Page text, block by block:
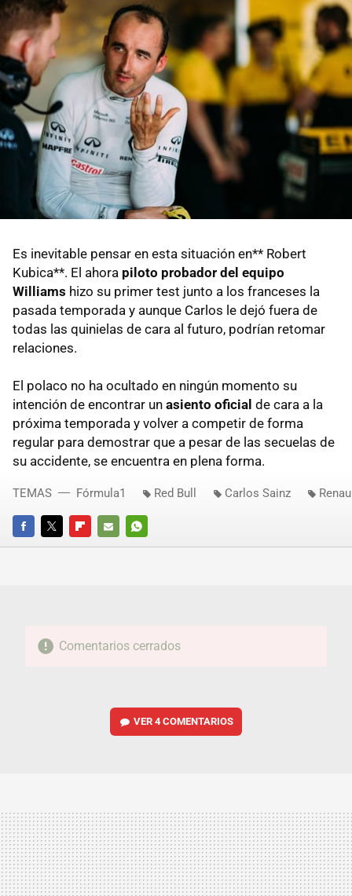
Es inevitable pensar en esta situación en** Robert
Kubica**. El ahora piloto probador del equipo
Williams hizo su primer test junto a los franceses la
pasada temporada y aunque Carlos le dejó fuera de
todas las quinielas de cara al futuro, podrían retomar
relaciones.
El polaco no ha ocultado en ningún momento su
intención de encontrar un asiento oficial de cara a la
próxima temporada y volver a competir de forma
regular para demostrar que a pesar de las secuelas de
su accidente, se encuentra en plena forma.
FACEBOOKTWITTERFLIPBOARD
E-
WHATSAPP
TEMAS Fórmula1 Red Bull Carlos Sainz
Comentarios cerrados
VER4 COMENTARIOS